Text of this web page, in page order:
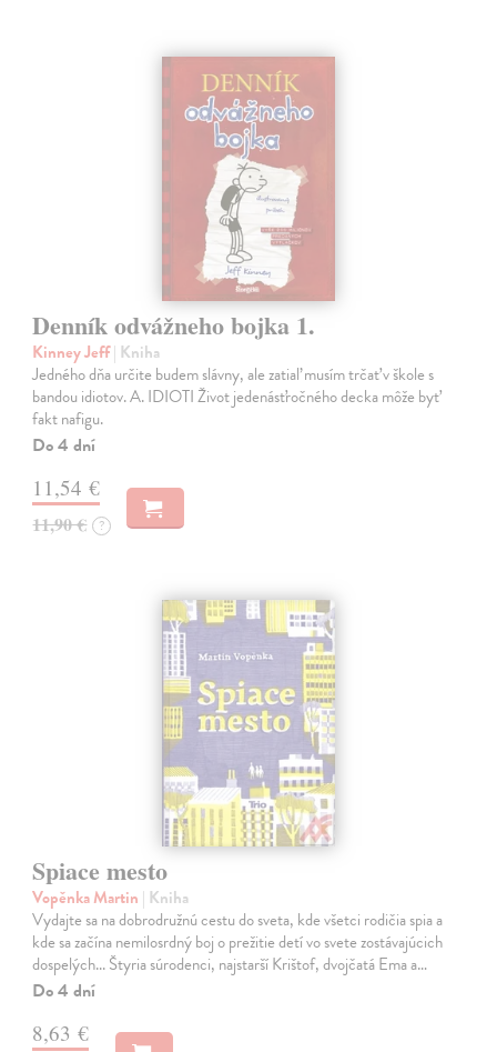
Denník odvážneho bojka 1.
Kinney Jeff| Kniha
Jedného dňa určite budem slávny, ale zatiaľ musím trčať v škole s
bandou idiotov. A. IDIOTI Život jedenásťročného decka môže byť
fakt nafigu.
Do 4 dní
11,54 €
11,90 € ?
Spiace mesto
Vopěnka Martin | Kniha
Vydajte sa na dobrodružnú cestu do sveta, kde všetci rodičia spia a
kde sa začína nemilosrdný boj o prežitie detí vo svete zostávajúcich
dospelých... Štyria súrodenci, najstarší Krištof, dvojčatá Ema a…
Do 4 dní
8,63 €